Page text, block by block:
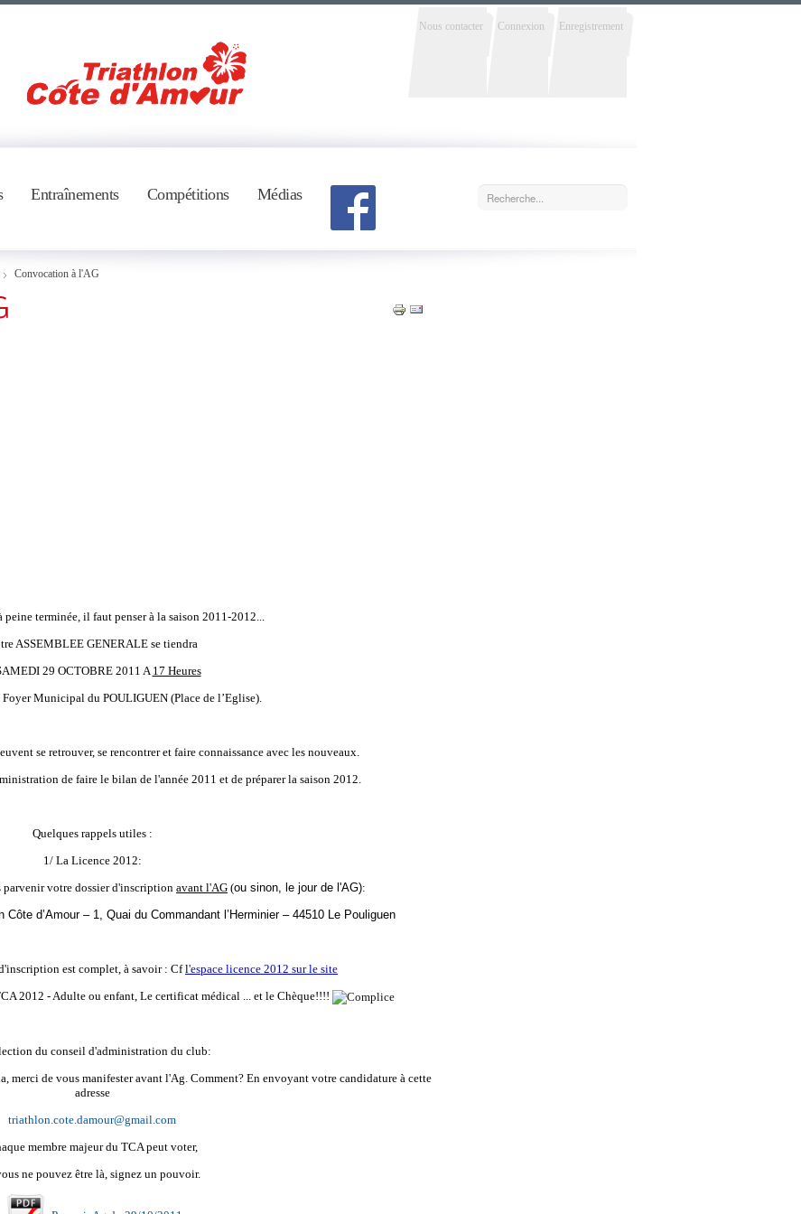
Nous contacter Connexion Enregistrement
Entraînements Compétitions Médias
Convocation à l'AG
peine terminée, il faut penser à la saison 2011-2012...
ASSEMBLEE GENERALE se tiendra
29 OCTOBRE 2011 A17 Heures
Foyer Municipal du POULIGUEN (Place de l’Eglise).
se retrouver, se rencontrer et faire connaissance avec les nouveaux.
de faire le bilan de l'année 2011 et de préparer la saison 2012.
Quelques rappels utiles :
1/ La Licence 2012:
parvenir votre dossier d'inscription avant l'AG (ou sinon, le jour de l'AG):
d’Amour – 1, Quai du Commandant l’Herminier – 44510 Le Pouliguen
est complet, à savoir : Cfl'espace licence 2012 sur le site
2012 - Adulte ou enfant, Le certificat médical ... et le Chèque!!!!
du conseil d'administration du club:
merci de vous manifester avant l'Ag. Comment? En envoyant votre candidature à cette
adresse
triathlon.cote.damour@gmail.com
membre majeur du TCA peut voter,
ne pouvez être là, signez un pouvoir.